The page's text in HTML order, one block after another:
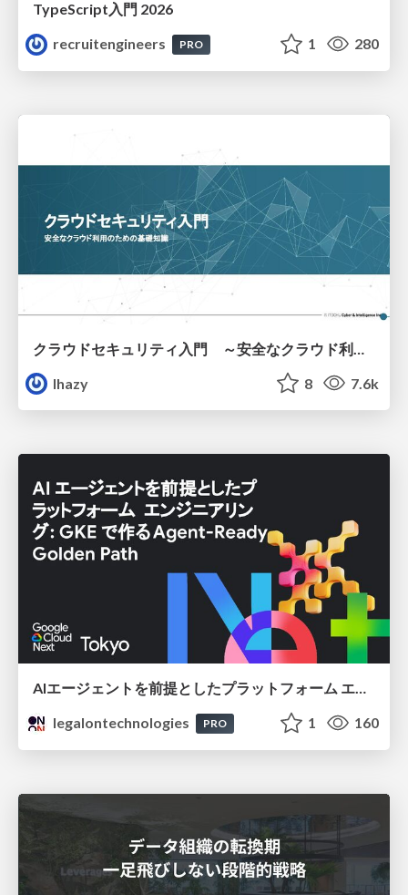
TypeScript入門 2026
recruitengineers
PRO 1 280
lhazy
8 7.6k
AIエージェントを前提としたプラットフォーム エンジニアリング：GKEで作るAgent-Ready Golden Path
legalontechnologies
PRO 1 160